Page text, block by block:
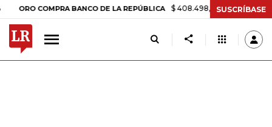
COMPRA BANCO DE LA REPÚBLICA $ 408.498,97 +$ 8.753,81 +2,19%
SUSCRÍBASE